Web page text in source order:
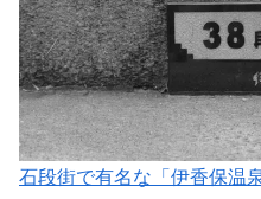
石段街で有名な「伊香保温